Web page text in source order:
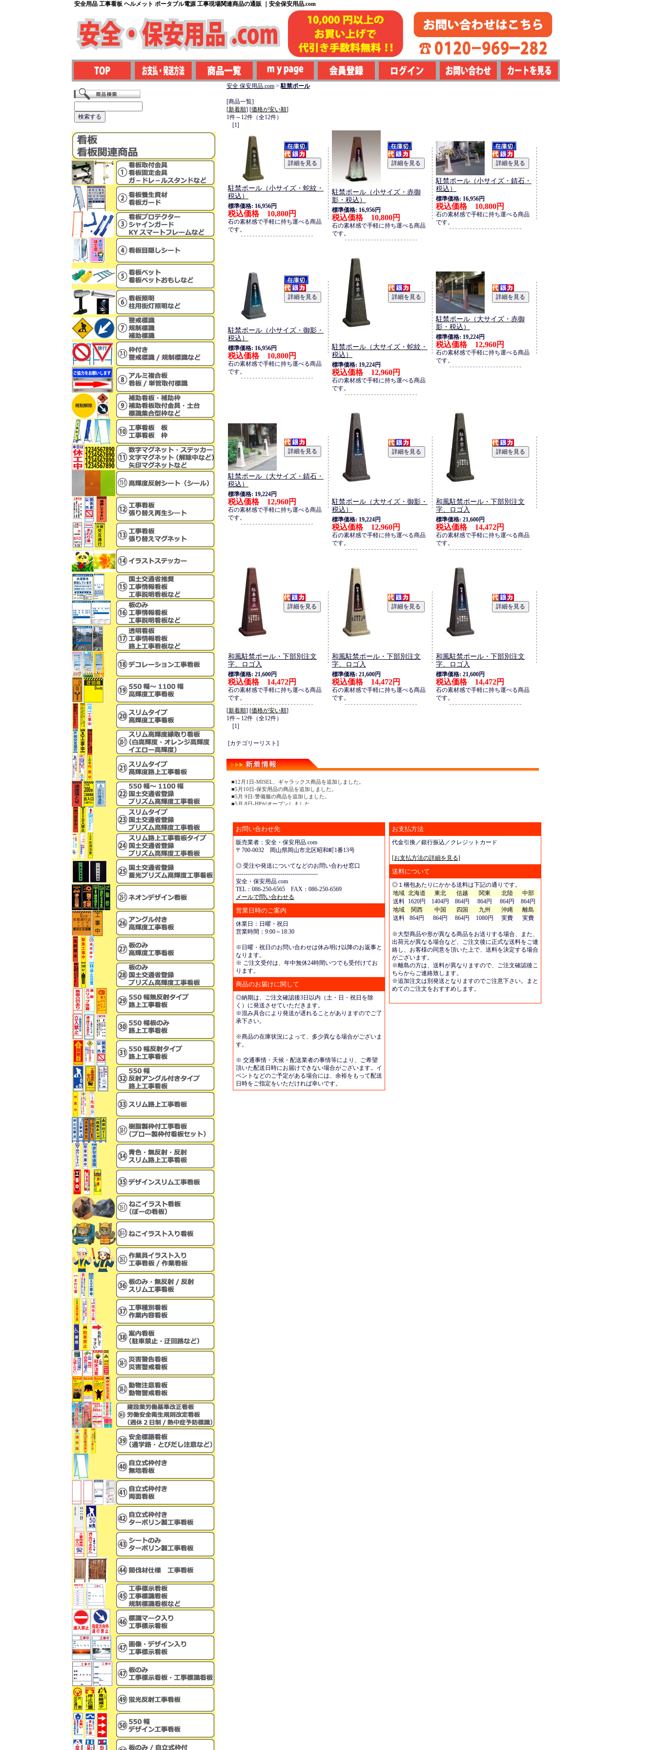
安全用品 工事看板 ヘルメット ポータブル電源 工事現場関連商品の通販 ｜安全保安用品.com
安全 保安用品.com >駐禁ポール
[商品一覧]
[新着順] [価格が安い順]
1件～12件（全12件）
[1]
駐禁ポール（小サイズ・蛇紋・
税込）
標準価格: 16,956円
税込価格 10,800円
石の素材感で手軽に持ち運べる商品
です。
駐禁ポール（小サイズ・赤御
影・税込）
標準価格: 16,956円
税込価格 10,800円
石の素材感で手軽に持ち運べる商品
です。
駐禁ポール（小サイズ・錆石・
税込）
標準価格: 16,956円
税込価格 10,800円
石の素材感で手軽に持ち運べる商品
です。
駐禁ポール（小サイズ・御影・
税込）
標準価格: 16,956円
税込価格 10,800円
石の素材感で手軽に持ち運べる商品
です。
駐禁ポール（大サイズ・蛇紋・
税込）
標準価格: 19,224円
税込価格 12,960円
石の素材感で手軽に持ち運べる商品
です。
駐禁ポール（大サイズ・赤御
影・税込）
標準価格: 19,224円
税込価格 12,960円
石の素材感で手軽に持ち運べる商品
です。
駐禁ポール（大サイズ・錆石・
税込）
標準価格: 19,224円
税込価格 12,960円
石の素材感で手軽に持ち運べる商品
です。
駐禁ポール（大サイズ・御影・
税込）
標準価格: 19,224円
税込価格 12,960円
石の素材感で手軽に持ち運べる商品
です。
和風駐禁ポール・下部別注文
字、ロゴ入
標準価格: 21,600円
税込価格 14,472円
石の素材感で手軽に持ち運べる商品
です。
和風駐禁ポール・下部別注文
字、ロゴ入
標準価格: 21,600円
税込価格 14,472円
石の素材感で手軽に持ち運べる商品
です。
和風駐禁ポール・下部別注文
字、ロゴ入
標準価格: 21,600円
税込価格 14,472円
石の素材感で手軽に持ち運べる商品
です。
和風駐禁ポール・下部別注文
字、ロゴ入
標準価格: 21,600円
税込価格 14,472円
石の素材感で手軽に持ち運べる商品
です。
[新着順] [価格が安い順]
1件～12件（全12件）
[1]
[カテゴリーリスト]
■12月1日-MISEL、ギャラックス商品を追加しました。
■5月10日-保安用品の商品を追加しました。
■5月 9日-警備服の商品を追加しました。
■5月 8日-HPがオープンしました。
お問い合わせ先
販売業者：安全・保安用品.com
〒700-0032 岡山県岡山市北区昭和町1番13号
◎ 受注や発送についてなどのお問い合わせ窓口
------------------------------------------
安全・保安用品.com
TEL：086-250-6565 FAX：086-250-6569
メールで問い合わせる
営業日時のご案内
休業日：日曜・祝日
営業時間：9:00～18:30
※日曜・祝日のお問い合わせは休み明け以降のお返事と
なります。
※ ご注文受付は、年中無休24時間いつでも受付けてお
ります。
商品のお届けに関して
◎納期は、ご注文確認後3日以内（土・日・祝日を除
く）に発送させていただきます。
※混み具合により発送が遅れることがありますのでご了
承下さい。
※商品の在庫状況によって、多少異なる場合がございま
す。
※ 交通事情・天候・配送業者の事情等により、ご希望
頂いた配送日時にお届けできない場合がございます。イ
ベントなどのご予定がある場合には、余裕をもって配送
日時をご指定をいただければ幸いです。
お支払方法
代金引換／銀行振込／クレジットカード
[お支払方法の詳細を見る]
送料について
◎１梱包あたりにかかる送料は下記の通りです。
地域 北海道 東北 信越 関東 北陸
中部
送料
1620円 1404円 864円 864円 864円
864円
地域
関西 中国 四国 九州 沖縄
離島
送料
864円 864円 864円 1080円 実費 実費
※大型商品や形が異なる商品をお送りする場合、また、
出荷元が異なる場合など、ご注文後に正式な送料をご連
絡し、お客様の同意を頂いた上で、送料を決定する場合
がございます。
※離島の方は、送料が異なりますので、ご注文確認後こ
ちらからご連絡致します。
※追加注文は別発送となりますのでご注意下さい。まと
めてのご注文をおすすめします。